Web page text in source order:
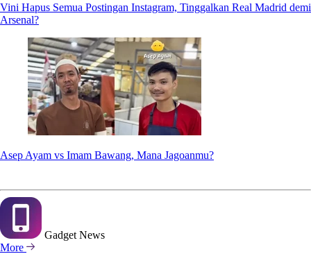
Vini Hapus Semua Postingan Instagram, Tinggalkan Real Madrid demi
Arsenal?
Asep Ayam vs Imam Bawang, Mana Jagoanmu?
Gadget News
More